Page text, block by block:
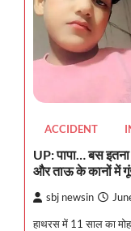
ACCIDENT
UP: पापा… बस
और ताऊ के कानों में
sbj newsin
हाथरस में 11 साल का